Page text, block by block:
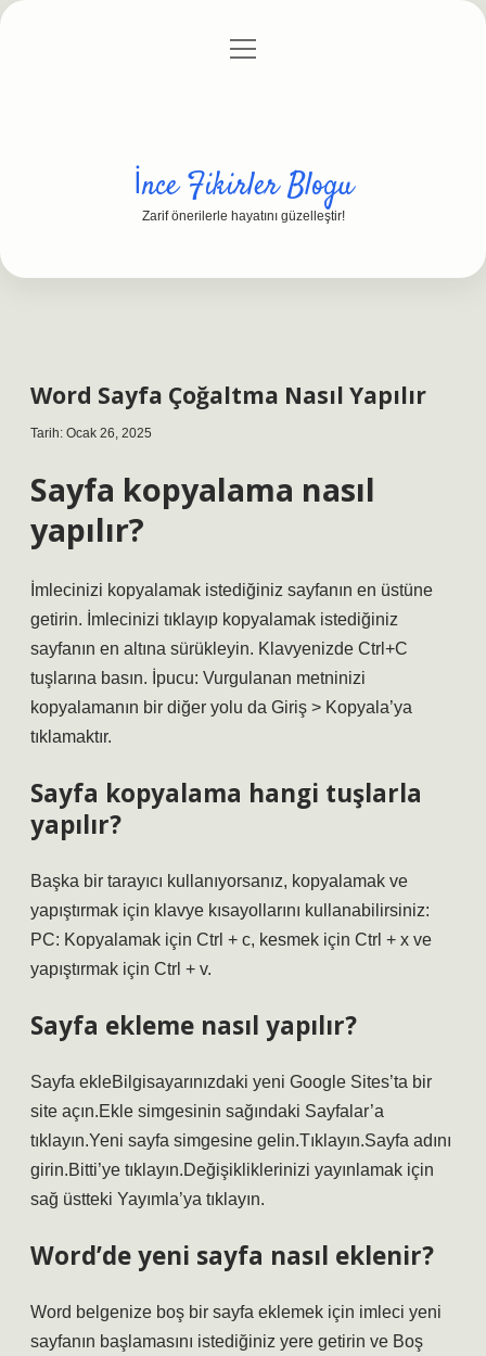
Gizlilik Politikası
menüyü
İnce Fikirler Blogu
Zarif önerilerle hayatını güzelleştir!
Word Sayfa Çoğaltma Nasıl Yapılır
Tarih: Ocak 26, 2025
Sayfa kopyalama nasıl
yapılır?
İmlecinizi kopyalamak istediğiniz sayfanın en üstüne
getirin. İmlecinizi tıklayıp kopyalamak istediğiniz
sayfanın en altına sürükleyin. Klavyenizde Ctrl+C
tuşlarına basın. İpucu: Vurgulanan metninizi
kopyalamanın bir diğer yolu da Giriş > Kopyala’ya
tıklamaktır.
Sayfa kopyalama hangi tuşlarla
yapılır?
Başka bir tarayıcı kullanıyorsanız, kopyalamak ve
yapıştırmak için klavye kısayollarını kullanabilirsiniz:
PC: Kopyalamak için Ctrl + c, kesmek için Ctrl + x ve
yapıştırmak için Ctrl + v.
Sayfa ekleme nasıl yapılır?
Sayfa ekleBilgisayarınızdaki yeni Google Sites’ta bir
site açın.Ekle simgesinin sağındaki Sayfalar’a
tıklayın.Yeni sayfa simgesine gelin.Tıklayın.Sayfa adını
girin.Bitti’ye tıklayın.Değişikliklerinizi yayınlamak için
sağ üstteki Yayımla’ya tıklayın.
Word’de yeni sayfa nasıl eklenir?
Word belgenize boş bir sayfa eklemek için imleci yeni
sayfanın başlamasını istediğiniz yere getirin ve Boş